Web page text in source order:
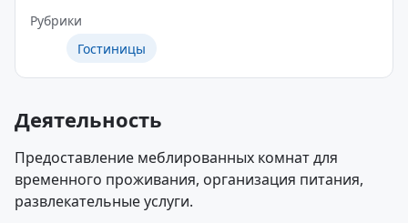
Рубрики
Гостиницы
Деятельность
Предоставление меблированных комнат для
временного проживания, организация питания,
развлекательные услуги.